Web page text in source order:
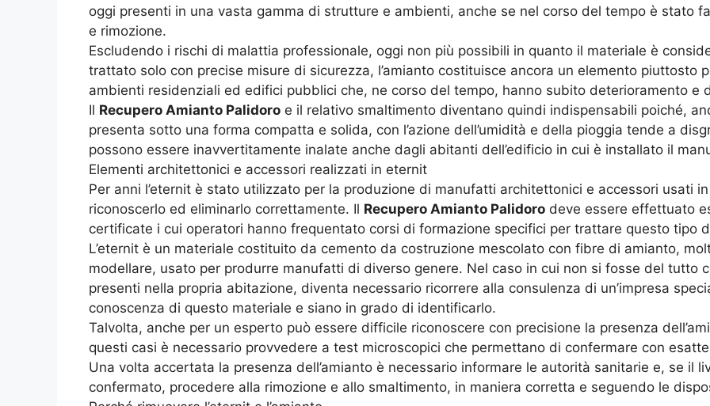
oggi presenti in una vasta gamma di strutture e ambienti, anche se nel corso del tempo è stato
e rimozione.
Escludendo i rischi di malattia professionale, oggi non più possibili in quanto il materiale è
trattato solo con precise misure di sicurezza, l’amianto costituisce ancora un elemento piuttosto
ambienti residenziali ed edifici pubblici che, ne corso del tempo, hanno subito deterioramento e
Il Recupero Amianto Palidoro e il relativo smaltimento diventano quindi indispensabili poiché,
presenta sotto una forma compatta e solida, con l’azione dell’umidità e della pioggia tende a
possono essere inavvertitamente inalate anche dagli abitanti dell’edificio in cui è installato il
Elementi architettonici e accessori realizzati in eternit
Per anni l’eternit è stato utilizzato per la produzione di manufatti architettonici e accessori usati
riconoscerlo ed eliminarlo correttamente. Il Recupero Amianto Palidoro deve essere effettuato
certificate i cui operatori hanno frequentato corsi di formazione specifici per trattare questo tipo
L’eternit è un materiale costituito da cemento da costruzione mescolato con fibre di amianto,
modellare, usato per produrre manufatti di diverso genere. Nel caso in cui non si fosse del tutto
presenti nella propria abitazione, diventa necessario ricorrere alla consulenza di un’impresa
conoscenza di questo materiale e siano in grado di identificarlo.
Talvolta, anche per un esperto può essere difficile riconoscere con precisione la presenza
questi casi è necessario provvedere a test microscopici che permettano di confermare con
Una volta accertata la presenza dell’amianto è necessario informare le autorità sanitarie e, se il
confermato, procedere alla rimozione e allo smaltimento, in maniera corretta e seguendo le